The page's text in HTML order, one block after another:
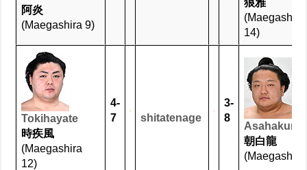
阿炎
(Maegashira 9)
狼雅
(Maegashira
14)
Tokihayate
時疾風
(Maegashira
12)
4-
7
shitatenage
3-
8
Asahakuryu
朝白龍
(Maegashira